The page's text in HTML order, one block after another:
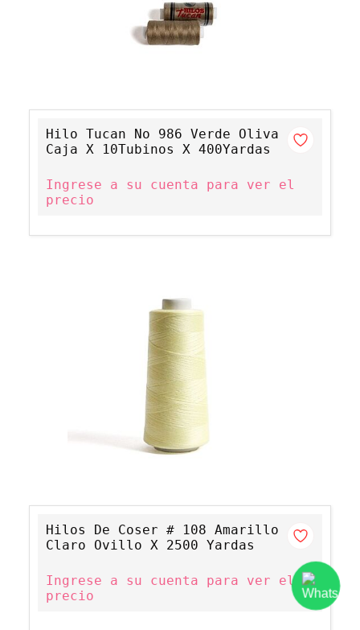
Hilo Tucan No 986 Verde Oliva
Caja X 10Tubinos X 400Yardas
Ingrese a su cuenta para ver el
precio
Hilos De Coser # 108 Amarillo
Claro Ovillo X 2500 Yardas
Ingrese a su cuenta para ver el
precio